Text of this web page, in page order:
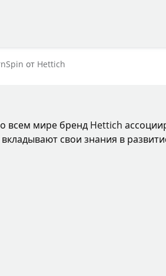
от Hettich
мире бренд Hettich
свои знания в